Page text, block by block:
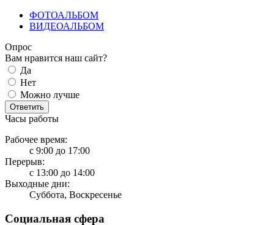
ФОТОАЛЬБОМ
ВИДЕОАЛЬБОМ
Опрос
Вам нравится наш сайт?
Да
Нет
Можно лучше
Ответить
Часы работы
Рабочее время:
с 9:00 до 17:00
Перерыв:
с 13:00 до 14:00
Выходные дни:
Суббота, Воскресенье
Социальная сфера